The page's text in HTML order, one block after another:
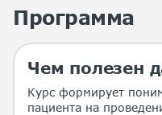
Программа
Чем полезен
Курс формирует
пациента на